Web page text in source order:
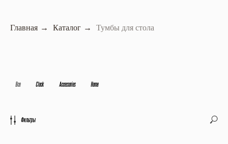
Главная → Каталог → Тумбы для стола
Все Clock Accessories Home
Фильтры